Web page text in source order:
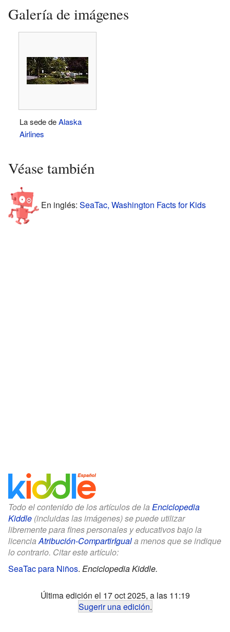
Galería de imágenes
La sede deAlaska
Airlines
Véase también
En inglés: SeaTac, Washington Facts for Kids
Todo el contenido de los artículos de la Enciclopedia
Kiddle (incluidas las imágenes) se puede utilizar
libremente para fines personales y educativos bajo la
licenciaAtribución-CompartirIguala menos que se indique
lo contrario. Citar este artículo:
SeaTac para Niños. Enciclopedia Kiddle.
Última edición el 17 oct 2025, a las 11:19
Sugerir una edición.